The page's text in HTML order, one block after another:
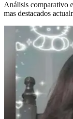
Análisis comparativo
mas destacados